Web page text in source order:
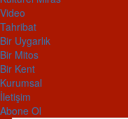
Video
Tahribat
Bir Uygarlık
Bir Mitos
Bir Kent
Kurumsal
İletişim
Abone Ol